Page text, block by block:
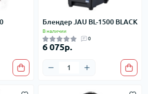
Блендер JAU BL-1500 BLACK
В наличии
0
6 075р.